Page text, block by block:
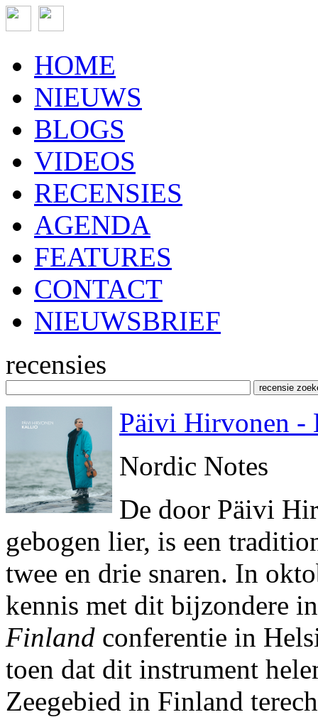
HOME
NIEUWS
BLOGS
VIDEOS
RECENSIES
AGENDA
FEATURES
CONTACT
NIEUWSBRIEF
recensies
Päivi Hirvonen -
Nordic Notes
De door Päivi
gebogen lier, is een
twee en drie snaren. In
kennis met dit bijzondere
Finland conferentie in
toen dat dit instrument
Zeegebied in Finland